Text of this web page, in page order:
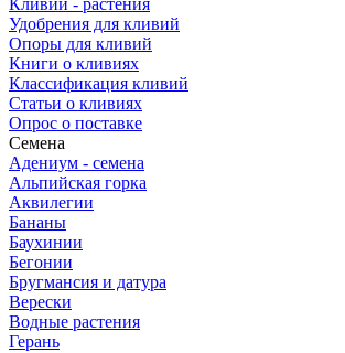
Кливии - растения
Удобрения для кливий
Опоры для кливий
Книги о кливиях
Классификация кливий
Статьи о кливиях
Опрос о поставке
Семена
Адениум - семена
Альпийская горка
Аквилегии
Бананы
Баухинии
Бегонии
Бругмансия и датура
Верески
Водные растения
Герань